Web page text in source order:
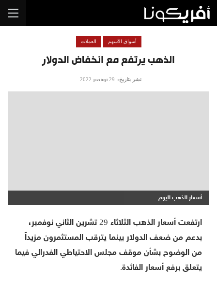
الذهب يرتفع مع انخفاض الدولار
أسواق الأسهم العملات
نشر بتاريخ: 29 نوفمبر 2022
أسعار الذهب اليوم
ارتفعت أسعار الذهب الثلاثاء 29 تشرين الثاني نوفمبر،
بدعم من ضعف الدولار بينما يترقب المستثمرون مزيداً
من الوضوح بشأن موقف مجلس الاحتياطي الفدرالي فيما
يتعلق برفع أسعار الفائدة.